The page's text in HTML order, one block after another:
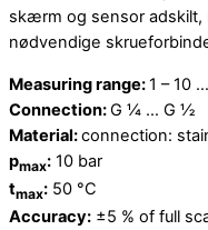
skærm og sensor adskilt,
nødvendige
Measuring range:1 – 10
Connection:G ¼ … G ½
Material:connection:
pmax: 10 bar
tmax: 50 °C
Accuracy: ±5 % of full